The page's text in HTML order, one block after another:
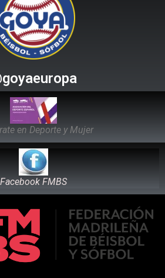
en Deporte y Mujer
Facebook FMBS